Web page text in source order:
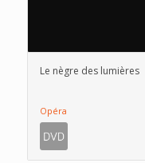
Le nègre des lumières
Opéra